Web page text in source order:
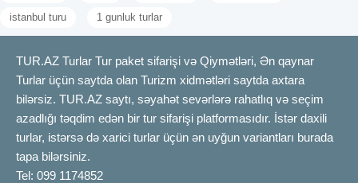
istanbul turu 1 gunluk turlar
TUR.AZ Turlar Tur paket sifarişi və Qiymətləri, Ən qaynar
Turlar üçün saytda olan Turizm xidmətləri saytda axtara
bilərsiz. TUR.AZ saytı, səyahət sevərlərə rahatlıq və seçim
azadlığı təqdim edən bir tur sifarişi platformasıdır. İstər daxili
turlar, istərsə də xarici turlar üçün ən uyğun variantları burada
tapa bilərsiniz.
Tel: 099 1174852